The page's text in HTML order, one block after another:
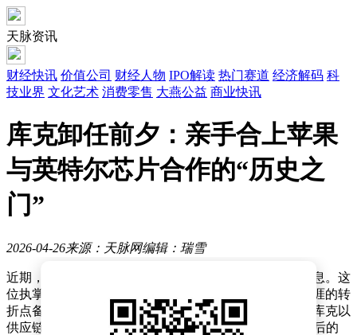
天脉资讯
财经快讯 价值公司 财经人物 IPO解读 热门赛道 经济解码 科
技业界 文化艺术 消费零售 大燕公益 商业快讯
库克卸任前夕：亲手合上苹果
与英特尔芯片合作的“历史之
门”
2026-04-26来源：天脉网编辑：瑞雪
近期，科技行业热议库克即将卸任苹果首席执行官的消息。这
位执掌苹果长达15年的领导者，如今已65岁，其职业生涯的转
折点备受关注。尤其在人工智能技术快速发展的当下，库克以
供应链管理和营销见长的背景，与苹果在AI领域相对滞后的